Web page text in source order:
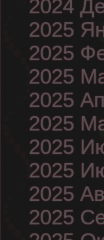
2024
2025
2025
2025
2025
2025
2025
2025
2025
2025